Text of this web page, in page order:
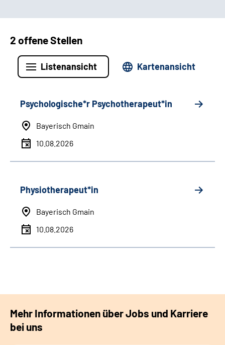
2 offene Stellen
Listenansicht Kartenansicht
Psychologische*r Psychotherapeut*in
Bayerisch Gmain
10.08.2026
Physiotherapeut*in
Bayerisch Gmain
10.08.2026
Mehr Informationen über Jobs und Karriere
bei uns